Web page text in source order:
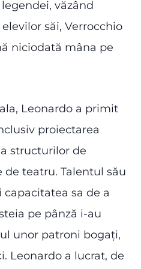
văzând
săi, Verrocchio
niciodată mâna pe
Leonardo a primit
proiectarea
structurilor de
teatru. Talentul său
capacitatea sa de a
pe pânză i-au
unor patroni bogați,
Leonardo a lucrat, de